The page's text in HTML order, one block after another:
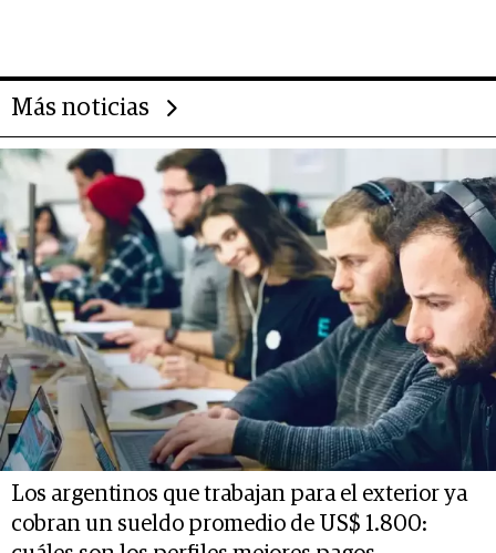
Más noticias
Los argentinos que trabajan para el exterior ya
cobran un sueldo promedio de US$ 1.800: